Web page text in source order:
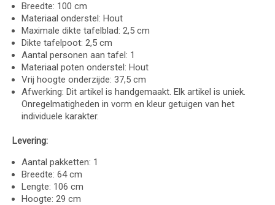
Breedte: 100 cm
Materiaal onderstel: Hout
Maximale dikte tafelblad: 2,5 cm
Dikte tafelpoot: 2,5 cm
Aantal personen aan tafel: 1
Materiaal poten onderstel: Hout
Vrij hoogte onderzijde: 37,5 cm
Afwerking: Dit artikel is handgemaakt. Elk artikel is uniek.
Onregelmatigheden in vorm en kleur getuigen van het
individuele karakter.
Levering:
Aantal pakketten: 1
Breedte: 64 cm
Lengte: 106 cm
Hoogte: 29 cm